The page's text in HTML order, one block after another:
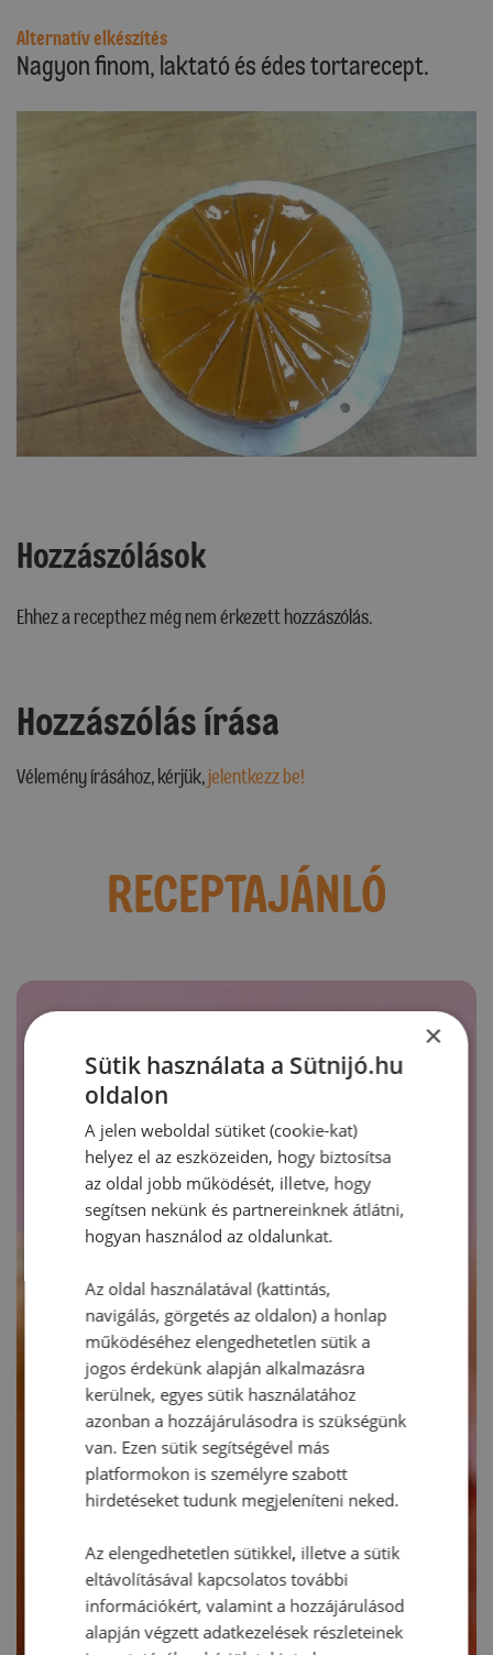
Alternatív elkészítés
Nagyon finom, laktató és édes tortarecept.
Hozzászólások
Ehhez a recepthez még nem érkezett hozzászólás.
Hozzászólás írása
Vélemény írásához, kérjük,jelentkezz be!
RECEPTAJÁNLÓ
×
Sütik használata a Sütnijó.hu
oldalon
A jelen weboldal sütiket (cookie-kat)
helyez el az eszközeiden, hogy biztosítsa
az oldal jobb működését, illetve, hogy
segítsen nekünk és partnereinknek átlátni,
hogyan használod az oldalunkat.
Az oldal használatával (kattintás,
navigálás, görgetés az oldalon) a honlap
működéséhez elengedhetetlen sütik a
jogos érdekünk alapján alkalmazásra
kerülnek, egyes sütik használatához
azonban a hozzájárulásodra is szükségünk
van. Ezen sütik segítségével más
platformokon is személyre szabott
hirdetéseket tudunk megjeleníteni neked.
Az elengedhetetlen sütikkel, illetve a sütik
eltávolításával kapcsolatos további
információkért, valamint a hozzájárulásod
alapján végzett adatkezelések részleteinek